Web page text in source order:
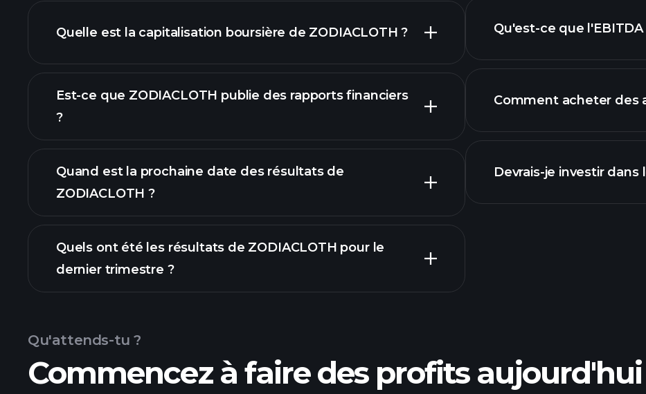
Quelle est la capitalisation boursière de ZODIACLOTH ?
notre liste d'actions
Est-ce que ZODIACLOTH publie des rapports financiers
?
finances de ZODIACLOTH
Quand est la prochaine date des résultats de
ZODIACLOTH ?
Calendrier
des résultats
Quels ont été les résultats de ZODIACLOTH pour le
dernier trimestre ?
Qu'est-ce que
Comment acheter des
Devrais-je investir dans
Qu'attends-tu ?
Commencez à faire des profits aujourd'hui